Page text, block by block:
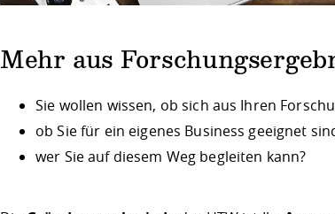
Mehr aus
Sie wollen wissen, ob sich aus Ihren
ob Sie für ein eigenes Business geeignet
wer Sie auf diesem Weg begleiten kann?